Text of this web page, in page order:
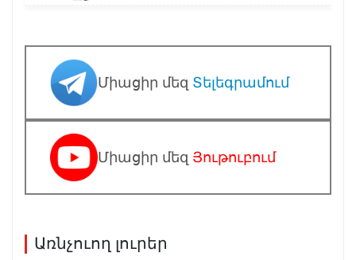
Միացիր մեզ Տելեգրամում
Միացիր մեզ Յութուբում
Առնչուող լուրեր